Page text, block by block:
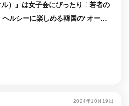
）』は女子会にぴったり！若者の
ルシーに楽しめる韓国の“オーブ
2024年10月19日